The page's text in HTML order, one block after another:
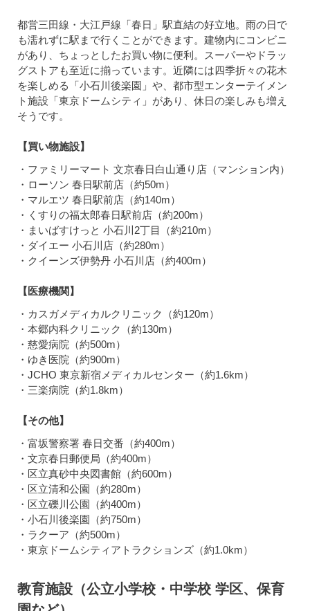
都営三田線・大江戸線「春日」駅直結の好立地。雨の日で
も濡れずに駅まで行くことができます。建物内にコンビニ
があり、ちょっとしたお買い物に便利。スーパーやドラッ
グストアも至近に揃っています。近隣には四季折々の花木
を楽しめる「小石川後楽園」や、都市型エンターテイメン
ト施設「東京ドームシティ」があり、休日の楽しみも増え
そうです。
【買い物施設】
・ファミリーマート 文京春日白山通り店（マンション内）
・ローソン 春日駅前店（約50m）
・マルエツ 春日駅前店（約140m）
・くすりの福太郎春日駅前店（約200m）
・まいばすけっと 小石川2丁目（約210m）
・ダイエー 小石川店（約280m）
・クイーンズ伊勢丹 小石川店（約400m）
【医療機関】
・カスガメディカルクリニック（約120m）
・本郷内科クリニック（約130m）
・慈愛病院（約500m）
・ゆき医院（約900m）
・JCHO 東京新宿メディカルセンター（約1.6km）
・三楽病院（約1.8km）
【その他】
・富坂警察署 春日交番（約400m）
・文京春日郵便局（約400m）
・区立真砂中央図書館（約600m）
・区立清和公園（約280m）
・区立礫川公園（約400m）
・小石川後楽園（約750m）
・ラクーア（約500m）
・東京ドームシティアトラクションズ（約1.0km）
教育施設（公立小学校・中学校 学区、保育